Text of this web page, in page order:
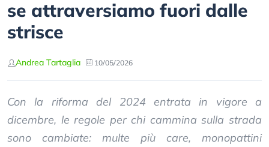
se attraversiamo fuori dalle
strisce
Andrea Tartaglia 10/05/2026
Con la riforma del 2024 entrata in vigore a
dicembre, le regole per chi cammina sulla strada
sono cambiate: multe più care, monopattini